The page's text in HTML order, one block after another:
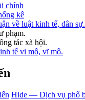
chính
kê
về luật kinh tế, dân sự.
phạm.
tác xã hội.
tế vi mô, vĩ mô.
Hide — Dịch vụ phổ